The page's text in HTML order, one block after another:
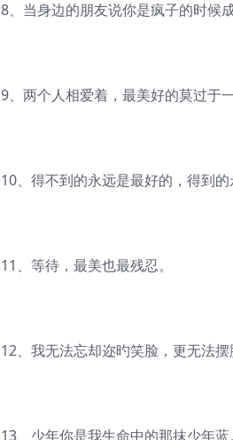
8、当身边的朋友说你是疯子的时候
9、两个人相爱着，最美好的莫过于
10、得不到的永远是最好的，得到的
11、等待，最美也最残忍。
12、我无法忘却迩旳笑脸，更无法摆
13、少年你是我生命中的那抹少年蓝。